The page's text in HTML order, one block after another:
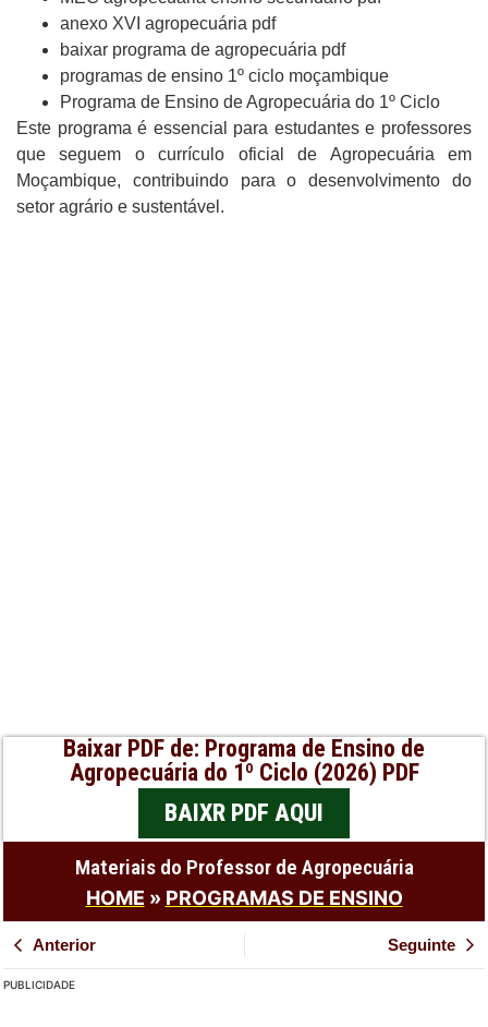
anexo XVI agropecuária pdf
baixar programa de agropecuária pdf
programas de ensino 1º ciclo moçambique
Programa de Ensino de Agropecuária do 1º Ciclo
Este programa é essencial para estudantes e professores
que seguem o currículo oficial de Agropecuária em
Moçambique, contribuindo para o desenvolvimento do
setor agrário e sustentável.
Baixar PDF de: Programa de Ensino de
Agropecuária do 1º Ciclo (2026) PDF
BAIXR PDF AQUI
Materiais do Professor de Agropecuária
HOME » PROGRAMAS DE ENSINO
Anterior Seguinte
PUBLICIDADE